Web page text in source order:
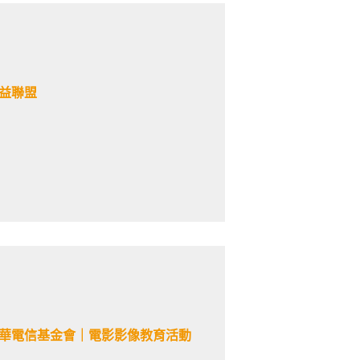
聯盟
電信基金會｜電影影像教育活動